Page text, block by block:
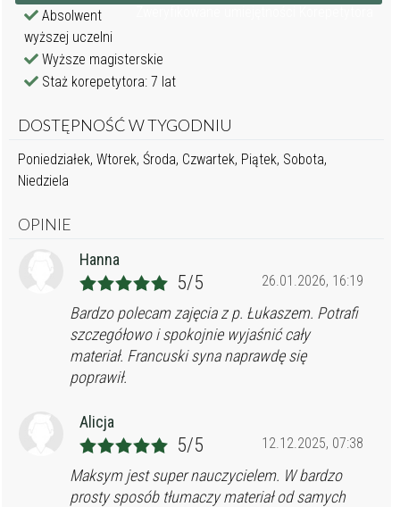
Absolwent
wyższej uczelni
Wyższe magisterskie
Staż korepetytora: 7 lat
DOSTĘPNOŚĆ W TYGODNIU
Poniedziałek, Wtorek, Środa, Czwartek, Piątek, Sobota,
Niedziela
OPINIE
Hanna
26.01.2026, 16:19
5/5
Bardzo polecam zajęcia z p. Łukaszem. Potrafi
szczegółowo i spokojnie wyjaśnić cały
materiał. Francuski syna naprawdę się
poprawił.
Alicja
12.12.2025, 07:38
5/5
Maksym jest super nauczycielem. W bardzo
prosty sposób tłumaczy materiał od samych